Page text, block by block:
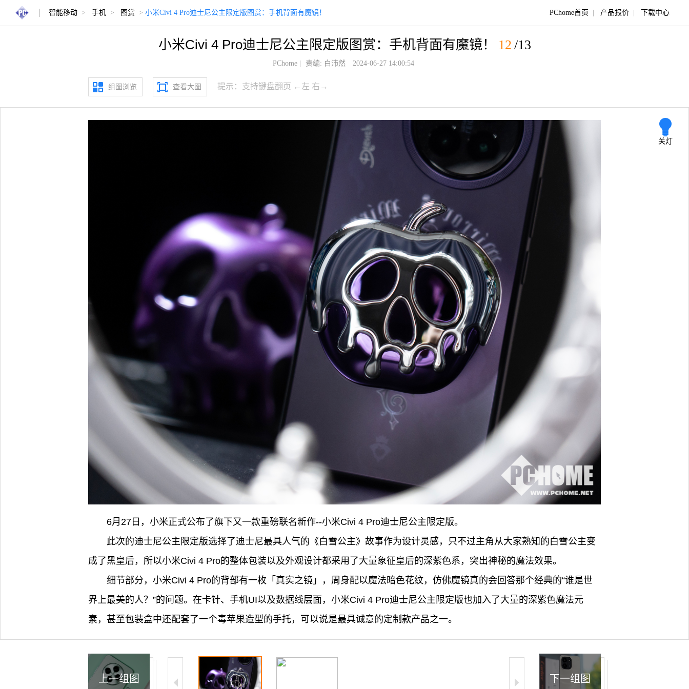
智能移动 > 手机 > 图赏 > 小米Civi 4 Pro迪士尼公主限定版图赏：手机背面有魔镜！ PChome首页 产品报价 下载中心
小米Civi 4 Pro迪士尼公主限定版图赏：手机背面有魔镜！ 12 /13
PChome| 责编: 白沛然 2024-06-27 14:00:54
组图浏览 查看大图 提示：支持键盘翻页 ←左 右→
关灯
6月27日，小米正式公布了旗下又一款重磅联名新作--小米Civi 4 Pro迪士尼公主限定版。
此次的迪士尼公主限定版选择了迪士尼最具人气的《白雪公主》故事作为设计灵感，只不过主角从大家熟知的白雪公主变
成了黑皇后，所以小米Civi 4 Pro的整体包装以及外观设计都采用了大量象征皇后的深紫色系，突出神秘的魔法效果。
细节部分，小米Civi 4 Pro的背部有一枚「真实之镜」，周身配以魔法暗色花纹，仿佛魔镜真的会回答那个经典的“谁是世
界上最美的人？”的问题。在卡针、手机UI以及数据线层面，小米Civi 4 Pro迪士尼公主限定版也加入了大量的深紫色魔法元
素，甚至包装盒中还配套了一个毒苹果造型的手托，可以说是最具诚意的定制款产品之一。
上一组图 下一组图